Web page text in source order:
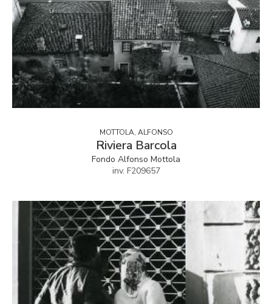
MOTTOLA, ALFONSO
Riviera Barcola
Fondo Alfonso Mottola
inv. F209657